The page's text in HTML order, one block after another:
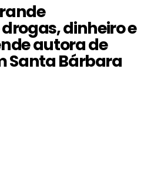
dinheiro e
autora de
Santa Bárbara